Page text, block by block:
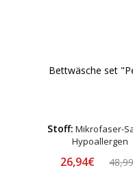
Bettwäsche set
Stoff: Mikrofaser-
Hypoallergen
26,94€